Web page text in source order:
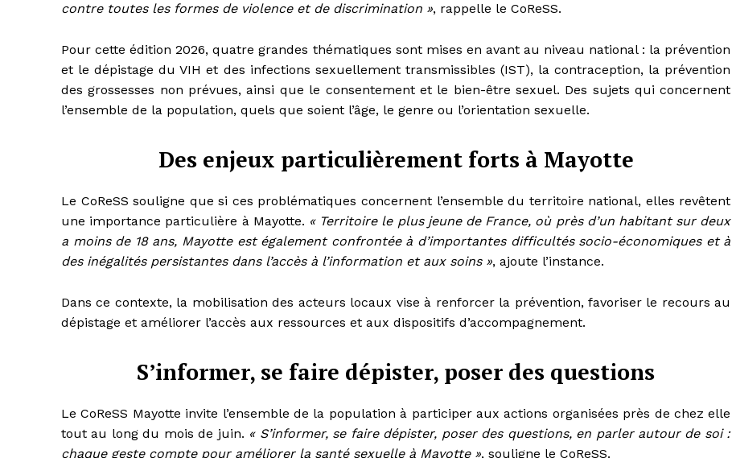
contre toutes les formes de violence et de discrimination », rappelle le CoReSS.
Pour cette édition 2026, quatre grandes thématiques sont mises en avant au niveau national : la prévention
et le dépistage du VIH et des infections sexuellement transmissibles (IST), la contraception, la prévention
des grossesses non prévues, ainsi que le consentement et le bien-être sexuel. Des sujets qui concernent
l’ensemble de la population, quels que soient l’âge, le genre ou l’orientation sexuelle.
Des enjeux particulièrement forts à Mayotte
Le CoReSS souligne que si ces problématiques concernent l’ensemble du territoire national, elles revêtent
une importance particulière à Mayotte. « Territoire le plus jeune de France, où près d’un habitant sur deux
a moins de 18 ans, Mayotte est également confrontée à d’importantes difficultés socio-économiques et à
des inégalités persistantes dans l’accès à l’information et aux soins », ajoute l’instance.
Dans ce contexte, la mobilisation des acteurs locaux vise à renforcer la prévention, favoriser le recours au
dépistage et améliorer l’accès aux ressources et aux dispositifs d’accompagnement.
S’informer, se faire dépister, poser des questions
Le CoReSS Mayotte invite l’ensemble de la population à participer aux actions organisées près de chez elle
tout au long du mois de juin. « S’informer, se faire dépister, poser des questions, en parler autour de soi :
chaque geste compte pour améliorer la santé sexuelle à Mayotte », souligne le CoReSS.